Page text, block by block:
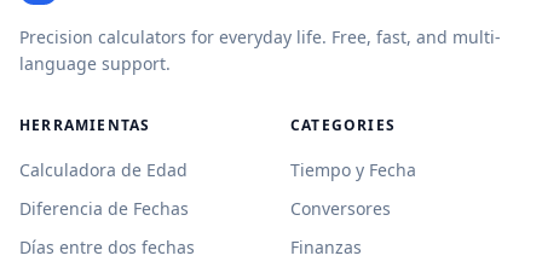
Precision calculators for everyday life. Free, fast, and multi-
language support.
HERRAMIENTAS
Calculadora de Edad
Diferencia de Fechas
Días entre dos fechas
CATEGORIES
Tiempo y Fecha
Conversores
Finanzas